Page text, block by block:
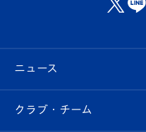
ニュース
すべて
クラブ・チーム